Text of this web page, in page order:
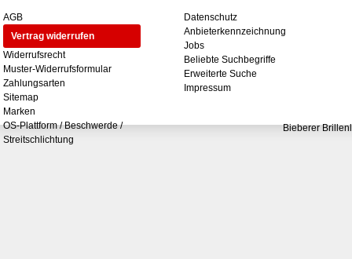
AGB
Vertrag widerrufen
Widerrufsrecht
Muster-Widerrufsformular
Zahlungsarten
Sitemap
Marken
OS-Plattform / Beschwerde /
Streitschlichtung
Datenschutz
Anbieterkennzeichnung
Jobs
Beliebte Suchbegriffe
Erweiterte Suche
Impressum
Bieberer